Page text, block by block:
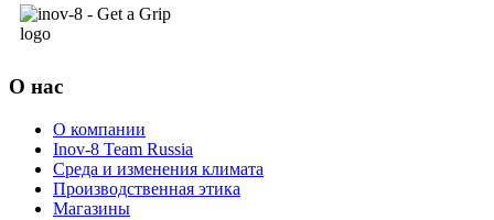
О нас
О компании
Inov-8 Team Russia
Среда и изменения климата
Производственная этика
Магазины